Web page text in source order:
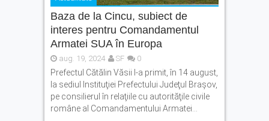
Baza de la Cincu, subiect de
interes pentru Comandamentul
Armatei SUA în Europa
aug. 19, 2024 SF 0
Prefectul Cătălin Văsii l-a primit, în 14 august,
la sediul Instituţiei Prefectului Judeţul Braşov,
pe consilierul în relaţiile cu autorităţile civile
române al Comandamentului Armatei...